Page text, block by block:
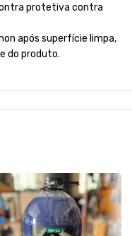
protetiva contra
após superfície limpa,
do produto.